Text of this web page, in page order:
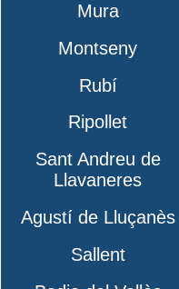
Mura
Montseny
Rubí
Ripollet
Sant Andreu de
Llavaneres
Agustí de Lluçanès
Sallent